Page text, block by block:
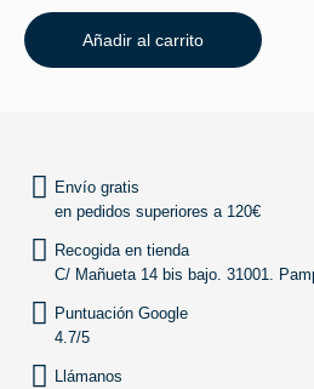
Añadir al carrito
Envío gratis
en pedidos superiores a 120€
Recogida en tienda
C/ Mañueta 14 bis bajo. 31001.
Puntuación Google
4.7/5
Llámanos